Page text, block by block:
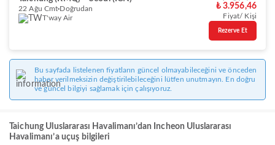
22 Ağu Cmt Doğrudan
T'way Air
₺ 3.956,46
Fiyat/ Kişi
Rezerve Et
Bu sayfada listelenen fiyatların güncel olmayabileceğini ve önceden
haber verilmeksizin değiştirilebileceğini lütfen unutmayın. En doğru
ve güncel bilgiyi sağlamak için çalışıyoruz.
Taichung Uluslararası Havalimanı’dan Incheon Uluslararası
Havalimanı’a uçuş bilgileri